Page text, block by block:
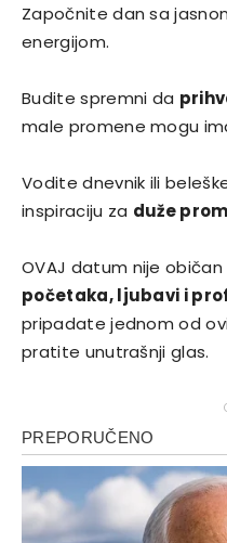
Započnite dan sa
energijom.
Budite spremni da
male promene mogu
Vodite dnevnik ili
inspiraciju za duže
OVAJ datum nije
početaka, ljubavi i
pripadate jednom od
pratite unutrašnji glas.